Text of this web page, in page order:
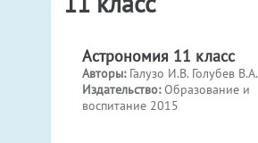
Астрономия 11 класс
Авторы: Галузо И.В. Голубев В.А.
Издательство:Образование и
воспитание 2015